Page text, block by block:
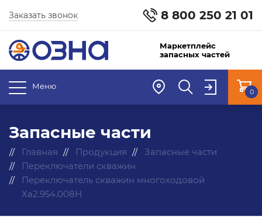
8 800 250 21 01
Заказать звонок
Маркетплейс
запасных частей
Меню
0
Запасные части
Главная Продукция
Запасные части
Переключатели скважин
Переключатель скважин многоходовой
Ха2.954.008Н